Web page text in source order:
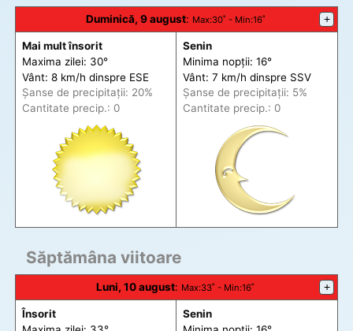
Duminică, 9 august: Max:30˚ - Min:16˚ +
Mai mult însorit
Maxima zilei: 30°
Vânt: 8 km/h dinspre ESE
Șanse de precipitații: 20%
Cantitate precip.: 0
Senin
Minima nopții: 16°
Vânt: 7 km/h dinspre SSV
Șanse de precipitații: 5%
Cantitate precip.: 0
Săptămâna viitoare
Luni, 10 august: Max:33˚ - Min:16˚ +
Însorit
Senin